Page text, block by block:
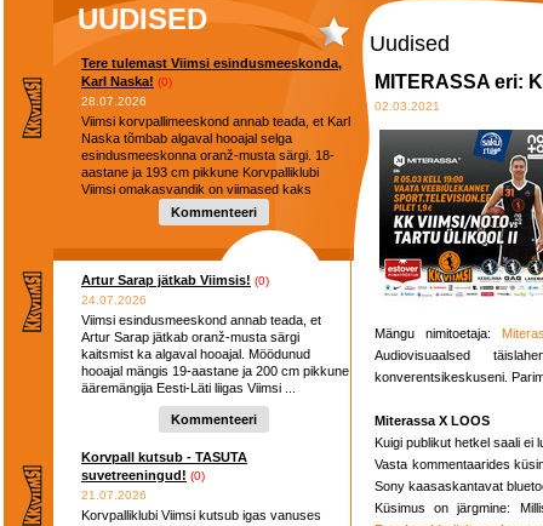
UUDISED
Tere tulemast Viimsi esindusmeeskonda,
Karl Naska! (0)
28.07.2026
Viimsi korvpallimeeskond annab teada, et Karl
Naska tõmbab algaval hooajal selga
esindusmeeskonna oranž-musta särgi. 18-
aastane ja 193 cm pikkune Korvpalliklubi
Viimsi omakasvandik on viimased kaks
Kommenteeri
Artur Sarap jätkab Viimsis! (0)
24.07.2026
Viimsi esindusmeeskond annab teada, et
Artur Sarap jätkab oranž-musta särgi
kaitsmist ka algaval hooajal. Möödunud
hooajal mängis 19-aastane ja 200 cm pikkune
ääremängija Eesti-Läti liigas Viimsi ...
Kommenteeri
Korvpall kutsub - TASUTA
suvetreeningud! (0)
21.07.2026
Korvpalliklubi Viimsi kutsub igas vanuses
Uudised
MITERASSA eri:
02.03.2021
Mängu nimitoetaja:
Audiovisuaalsed
konverentsikeskuseni.
Miterassa X LOOS
Kuigi publikut hetkel saali ei
Vasta kommentaarides
Sony kaasaskantavat
Küsimus on järgmine: